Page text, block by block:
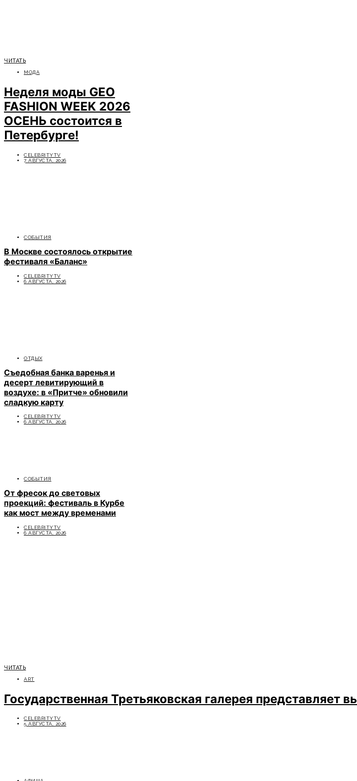
ЧИТАТЬ
МОДА
Неделя моды GEO
FASHION WEEK 2026
ОСЕНЬ состоится в
Петербурге!
CELEBRITYTV
7 АВГУСТА, 2026
СОБЫТИЯ
В Москве состоялось открытие
фестиваля «Баланс»
CELEBRITYTV
6 АВГУСТА, 2026
ОТДЫХ
Съедобная банка варенья и
десерт левитирующий в
воздухе: в «Притче» обновили
сладкую карту
CELEBRITYTV
6 АВГУСТА, 2026
СОБЫТИЯ
От фресок до световых
проекций: фестиваль в Курбе
как мост между временами
CELEBRITYTV
6 АВГУСТА, 2026
ЧИТАТЬ
ART
Государственная Третьяковская галерея представляет
CELEBRITYTV
5 АВГУСТА, 2026